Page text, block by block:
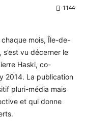
1144
chaque mois, Île-de-
vu décerner le
Haski, co-
2014. La publication
pluri-média mais
et qui donne